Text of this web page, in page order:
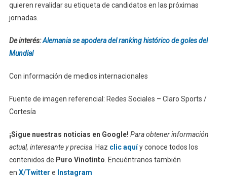
quieren revalidar su etiqueta de candidatos en las próximas
jornadas.
De interés:Alemania se apodera del ranking histórico de goles del
Mundial
Con información de medios internacionales
Fuente de imagen referencial: Redes Sociales – Claro Sports /
Cortesía
¡Sigue nuestras noticias en Google! Para obtener información
actual, interesante y precisa. Haz clic aquíy conoce todos los
contenidos de Puro Vinotinto . Encuéntranos también
en X/Twitter e Instagram